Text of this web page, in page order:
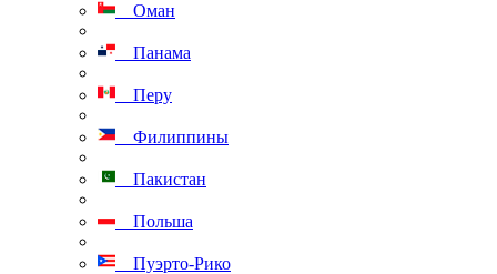
Оман
Панама
Перу
Филиппины
Пакистан
Польша
Пуэрто-Рико